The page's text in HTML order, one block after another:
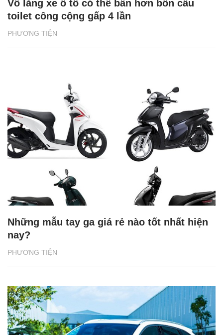
PHƯƠNG TIỆN
Vô lăng xe ô tô có thể bẩn hơn bồn cầu
toilet công cộng gấp 4 lần
PHƯƠNG TIỆN
Những mẫu tay ga giá rẻ nào tốt nhất hiện
nay?